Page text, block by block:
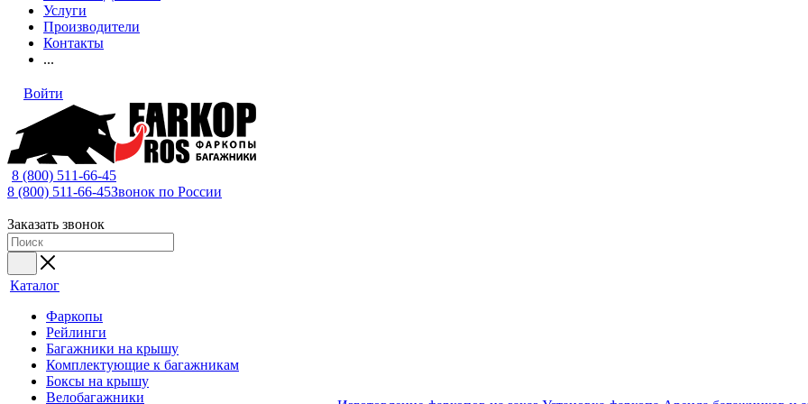
Услуги
Производители
Контакты
...
Войти
8 (800) 511-66-45
8 (800) 511-66-45Звонок по России
Заказать звонок
Каталог
Фаркопы
Рейлинги
Багажники на крышу
Комплектующие к багажникам
Боксы на крышу
Велобагажники